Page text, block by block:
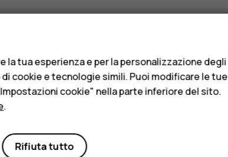
tua esperienza e per la personalizzazione degli
cookie e tecnologie simili. Puoi modificare le tue
cookie" nella parte inferiore del sito.
.
Rifiuta tutto